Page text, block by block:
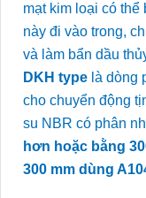
mạt kim loại có thể
này đi vào trong,
và làm bẩn dầu
DKH type là dòng
cho chuyển động
su NBR có phân
hơn hoặc bằng
300 mm dùng